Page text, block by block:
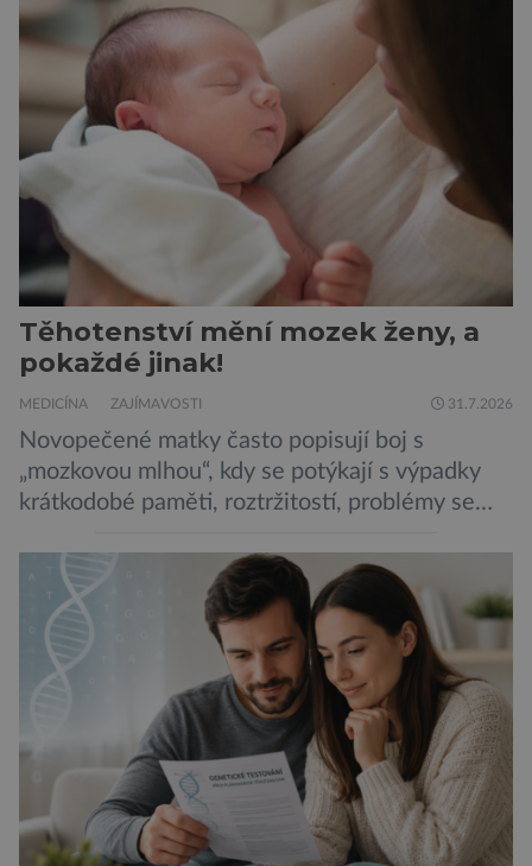
„Místo toho, aby poskytovaly izolované
mononutrienty, jsou rybí konzervy kompletní
potravinou,“ říká nutriční specialista Colin
Robertson a zdůrazňuje […]
Těhotenství mění mozek ženy, a
pokaždé jinak!
MEDICÍNA ZAJÍMAVOSTI 31.7.2026
Novopečené matky často popisují boj s
„mozkovou mlhou“, kdy se potýkají s výpadky
krátkodobé paměti, roztržitostí, problémy se
obtíže byly dlouhou dobu připisovány
nedostatku spánku a stresu při péči o
novorozence. Nyní se však ukazuje, že za tím
stojí změny v mozku vyvolané těhotenstvím!
Poporodní mozková mlha, v angličtině […]